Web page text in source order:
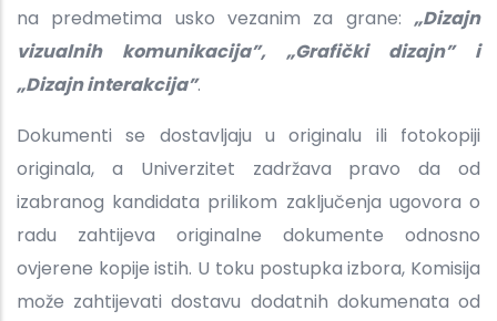
na predmetima usko vezanim za grane: „Dizajn
vizualnih komunikacija”, „Grafički dizajn” i
„Dizajn interakcija”.
Dokumenti se dostavljaju u originalu ili fotokopiji
originala, a Univerzitet zadržava pravo da od
izabranog kandidata prilikom zaključenja ugovora o
radu zahtijeva originalne dokumente odnosno
ovjerene kopije istih. U toku postupka izbora, Komisija
može zahtijevati dostavu dodatnih dokumenata od